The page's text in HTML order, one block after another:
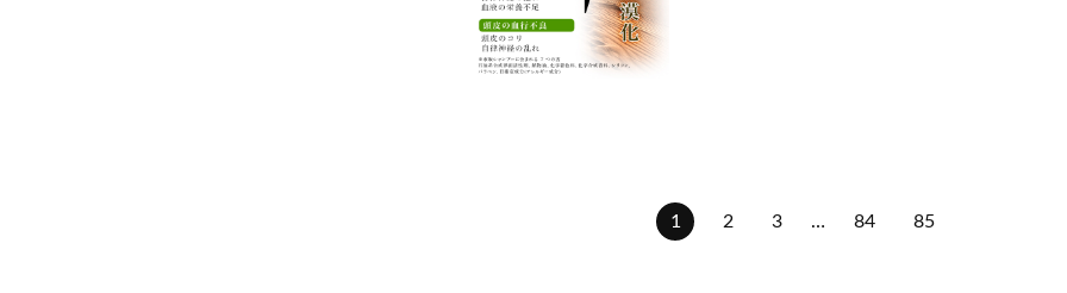
1 2 3 … 84 85